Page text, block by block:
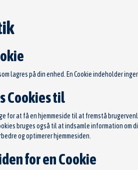
lagres på din enhed. En Cookie indeholder
Cookies til
for at få en hjemmeside til at fremstå
bruges også til at indsamle information om
og optimerer hjemmesiden.
for en Cookie